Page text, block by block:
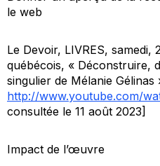
le web
Le Devoir, LIVRES,
québécois, « Déconstruire,
singulier de Mélanie
http://www.youtube.com/
consultée le 11 août 2023]
Impact de l’œuvre